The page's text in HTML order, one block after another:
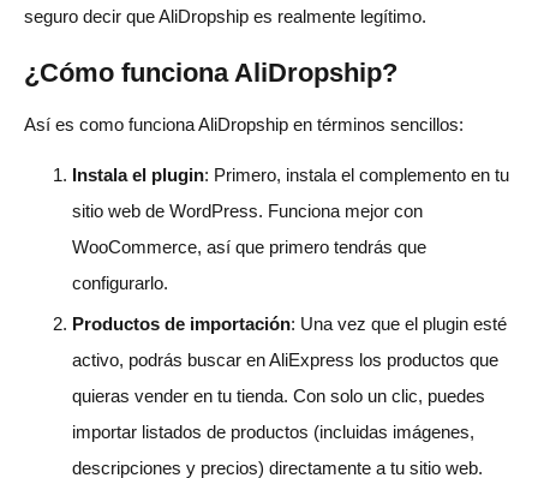
seguro decir que AliDropship es realmente legítimo.
¿Cómo funciona AliDropship?
Así es como funciona AliDropship en términos sencillos:
Instala el plugin: Primero, instala el complemento en tu
sitio web de WordPress. Funciona mejor con
WooCommerce, así que primero tendrás que
configurarlo.
Productos de importación: Una vez que el plugin esté
activo, podrás buscar en AliExpress los productos que
quieras vender en tu tienda. Con solo un clic, puedes
importar listados de productos (incluidas imágenes,
descripciones y precios) directamente a tu sitio web.